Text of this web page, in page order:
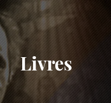
Livres